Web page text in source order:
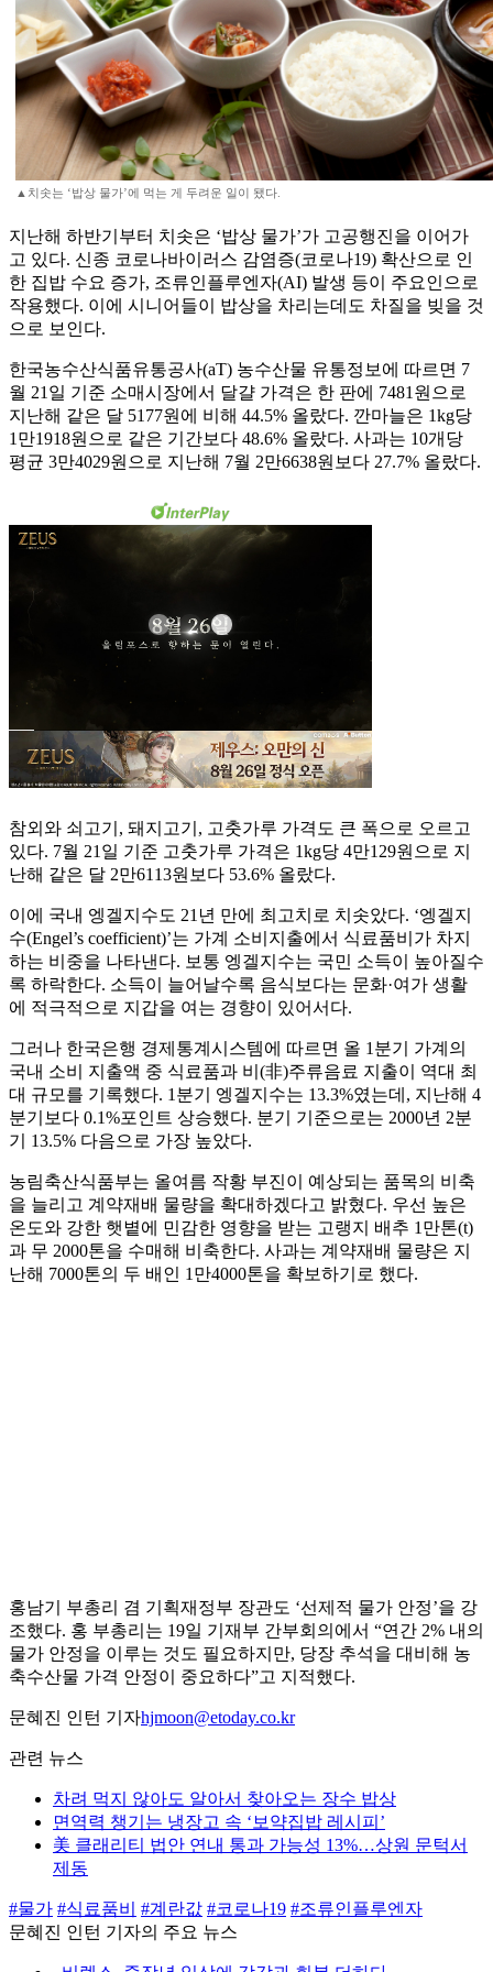
▲치솟는 ‘밥상 물가’에 먹는 게 두려운 일이 됐다.
지난해 하반기부터 치솟은 ‘밥상 물가’가 고공행진을 이어가
고 있다. 신종 코로나바이러스 감염증(코로나19) 확산으로 인
한 집밥 수요 증가, 조류인플루엔자(AI) 발생 등이 주요인으로
작용했다. 이에 시니어들이 밥상을 차리는데도 차질을 빚을 것
으로 보인다.
한국농수산식품유통공사(aT) 농수산물 유통정보에 따르면 7
월 21일 기준 소매시장에서 달걀 가격은 한 판에 7481원으로
지난해 같은 달 5177원에 비해 44.5% 올랐다. 깐마늘은 1kg당
1만1918원으로 같은 기간보다 48.6% 올랐다. 사과는 10개당
평균 3만4029원으로 지난해 7월 2만6638원보다 27.7% 올랐다.
참외와 쇠고기, 돼지고기, 고춧가루 가격도 큰 폭으로 오르고
있다. 7월 21일 기준 고춧가루 가격은 1kg당 4만129원으로 지
난해 같은 달 2만6113원보다 53.6% 올랐다.
이에 국내 엥겔지수도 21년 만에 최고치로 치솟았다. ‘엥겔지
수(Engel’s coefficient)’는 가계 소비지출에서 식료품비가 차지
하는 비중을 나타낸다. 보통 엥겔지수는 국민 소득이 높아질수
록 하락한다. 소득이 늘어날수록 음식보다는 문화·여가 생활
에 적극적으로 지갑을 여는 경향이 있어서다.
그러나 한국은행 경제통계시스템에 따르면 올 1분기 가계의
국내 소비 지출액 중 식료품과 비(非)주류음료 지출이 역대 최
대 규모를 기록했다. 1분기 엥겔지수는 13.3%였는데, 지난해 4
분기보다 0.1%포인트 상승했다. 분기 기준으로는 2000년 2분
기 13.5% 다음으로 가장 높았다.
농림축산식품부는 올여름 작황 부진이 예상되는 품목의 비축
을 늘리고 계약재배 물량을 확대하겠다고 밝혔다. 우선 높은
온도와 강한 햇볕에 민감한 영향을 받는 고랭지 배추 1만톤(t)
과 무 2000톤을 수매해 비축한다. 사과는 계약재배 물량은 지
난해 7000톤의 두 배인 1만4000톤을 확보하기로 했다.
홍남기 부총리 겸 기획재정부 장관도 ‘선제적 물가 안정’을 강
조했다. 홍 부총리는 19일 기재부 간부회의에서 “연간 2% 내의
물가 안정을 이루는 것도 필요하지만, 당장 추석을 대비해 농
축수산물 가격 안정이 중요하다”고 지적했다.
문혜진 인턴 기자hjmoon@etoday.co.kr
관련 뉴스
차려 먹지 않아도 알아서 찾아오는 장수 밥상
면역력 챙기는 냉장고 속 ‘보약집밥 레시피’
美 클래리티 법안 연내 통과 가능성 13%…상원 문턱서
제동
#물가 #식료품비 #계란값 #코로나19 #조류인플루엔자
문혜진 인턴 기자의 주요 뉴스